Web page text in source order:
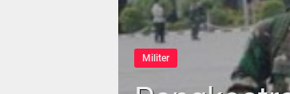
Militer